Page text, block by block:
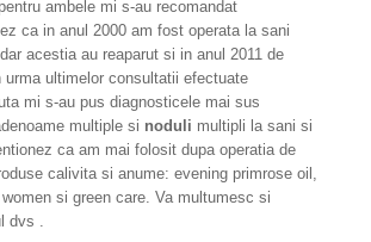
ambele mi s-au recomandat
ca in anul 2000 am fost operata la sani
acestia au reaparut si in anul 2011 de
urma ultimelor consultatii efectuate
mi s-au pus diagnosticele mai sus
multiple si noduli multipli la sani si
ca am mai folosit dupa operatia de
calivita si anume: evening primrose oil,
si green care. Va multumesc si
dvs .